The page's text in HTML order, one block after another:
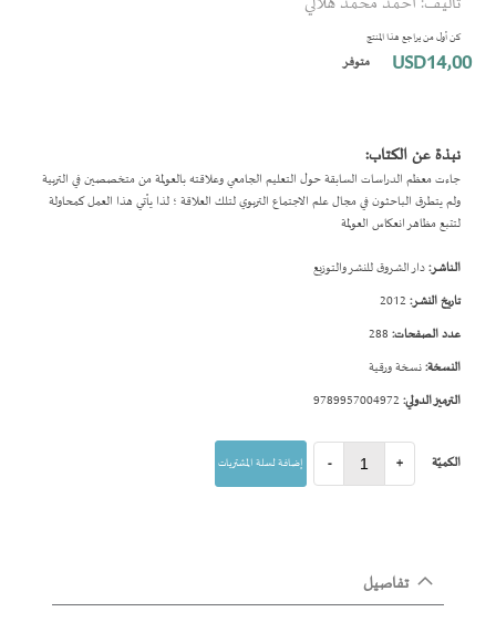
كن أول من يراجع هذا المنتج
USD14٫00 متوفر
نبذة عن الكتاب:
جاءت معظم الدراسات السابقة حول التعليم الجامعي وعلاقته بالعولمة من متخصصين في التربية
ولم يتطرق الباحثون في مجال علم الاجتماع التربوي لتلك العلاقة ؛ لذا يأتي هذا العمل كمحاولة
لتتبع مظاهر انعكاس العولمة
الناشر:دار الشروق للنشر والتوزيع
تاريخ النشر:
عدد الصفحات:
النسخة:نسخة ورقية
الترميز الدولي:
الكميّة - + إضافة لسلة المشتريات
بداية
معرض
الصور
تفاصيل